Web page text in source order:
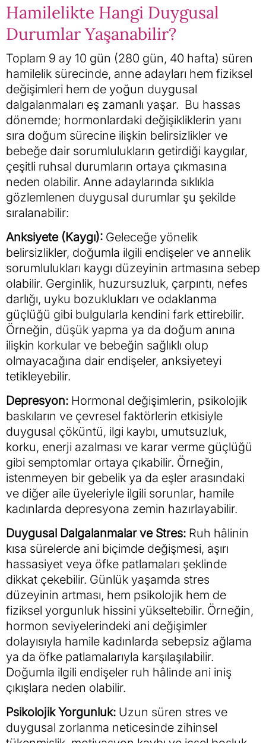
Hamilelikte Hangi Duygusal
Durumlar Yaşanabilir?
Toplam 9 ay 10 gün (280 gün, 40 hafta) süren
hamilelik sürecinde, anne adayları hem fiziksel
değişimleri hem de yoğun duygusal
dalgalanmaları eş zamanlı yaşar. Bu hassas
dönemde; hormonlardaki değişikliklerin yanı
sıra doğum sürecine ilişkin belirsizlikler ve
bebeğe dair sorumlulukların getirdiği kaygılar,
çeşitli ruhsal durumların ortaya çıkmasına
neden olabilir. Anne adaylarında sıklıkla
gözlemlenen duygusal durumlar şu şekilde
sıralanabilir:
Anksiyete (Kaygı): Geleceğe yönelik
belirsizlikler, doğumla ilgili endişeler ve annelik
sorumlulukları kaygı düzeyinin artmasına sebep
olabilir. Gerginlik, huzursuzluk, çarpıntı, nefes
darlığı, uyku bozuklukları ve odaklanma
güçlüğü gibi bulgularla kendini fark ettirebilir.
Örneğin, düşük yapma ya da doğum anına
ilişkin korkular ve bebeğin sağlıklı olup
olmayacağına dair endişeler, anksiyeteyi
tetikleyebilir.
Depresyon: Hormonal değişimlerin, psikolojik
baskıların ve çevresel faktörlerin etkisiyle
duygusal çöküntü, ilgi kaybı, umutsuzluk,
korku, enerji azalması ve karar verme güçlüğü
gibi semptomlar ortaya çıkabilir. Örneğin,
istenmeyen bir gebelik ya da eşler arasındaki
ve diğer aile üyeleriyle ilgili sorunlar, hamile
kadınlarda depresyona zemin hazırlayabilir.
Duygusal Dalgalanmalar ve Stres: Ruh hâlinin
kısa sürelerde ani biçimde değişmesi, aşırı
hassasiyet veya öfke patlamaları şeklinde
dikkat çekebilir. Günlük yaşamda stres
düzeyinin artması, hem psikolojik hem de
fiziksel yorgunluk hissini yükseltebilir. Örneğin,
hormon seviyelerindeki ani değişimler
dolayısıyla hamile kadınlarda sebepsiz ağlama
ya da öfke patlamalarıyla karşılaşılabilir.
Doğumla ilgili endişeler ruh hâlinde ani iniş
çıkışlara neden olabilir.
Psikolojik Yorgunluk: Uzun süren stres ve
duygusal zorlanma neticesinde zihinsel